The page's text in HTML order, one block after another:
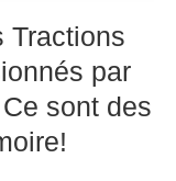
Tractions
par
sont des